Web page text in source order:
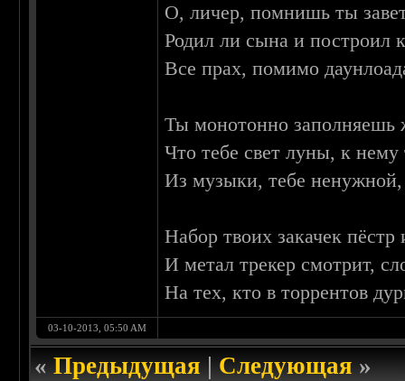
О, личер, помнишь ты
Родил ли сына и построил
Все прах, помимо
Ты монотонно заполняешь
Что тебе свет луны, к нему
Из музыки, тебе
Набор твоих закачек пёстр
И метал трекер смотрит,
На тех, кто в торрентов
03-10-2013, 05:50 AM
«Предыдущая|Следующая»